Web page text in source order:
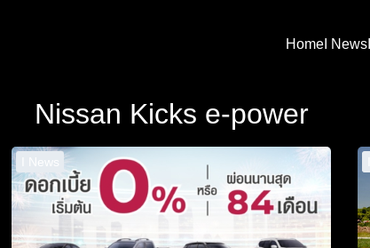
Home I News
Nissan Kicks e-power
I News